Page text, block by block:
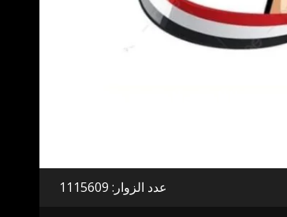
عدد الزوار: 1115609